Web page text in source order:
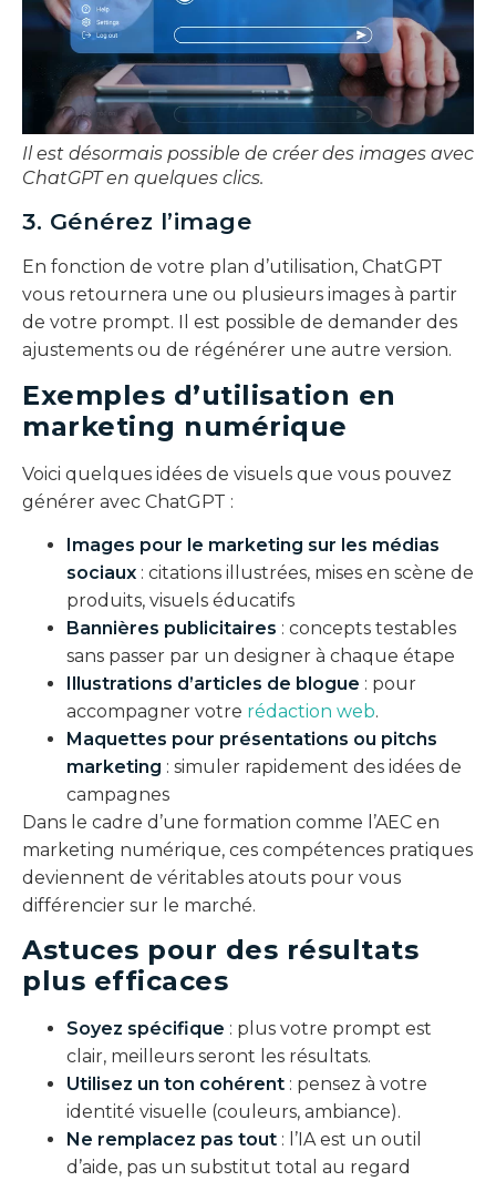
Il est désormais possible de créer des images avec
ChatGPT en quelques clics.
3. Générez l’image
En fonction de votre plan d’utilisation, ChatGPT
vous retournera une ou plusieurs images à partir
de votre prompt. Il est possible de demander des
ajustements ou de régénérer une autre version.
Exemples d’utilisation en
marketing numérique
Voici quelques idées de visuels que vous pouvez
générer avec ChatGPT :
Images pour le marketing sur les médias
sociaux : citations illustrées, mises en scène de
produits, visuels éducatifs
Bannières publicitaires : concepts testables
sans passer par un designer à chaque étape
Illustrations d’articles de blogue : pour
accompagner votre rédaction web.
Maquettes pour présentations ou pitchs
marketing : simuler rapidement des idées de
campagnes
Dans le cadre d’une formation comme l’AEC en
marketing numérique, ces compétences pratiques
deviennent de véritables atouts pour vous
différencier sur le marché.
Astuces pour des résultats
plus efficaces
Soyez spécifique : plus votre prompt est
clair, meilleurs seront les résultats.
Utilisez un ton cohérent : pensez à votre
identité visuelle (couleurs, ambiance).
Ne remplacez pas tout : l’IA est un outil
d’aide, pas un substitut total au regard